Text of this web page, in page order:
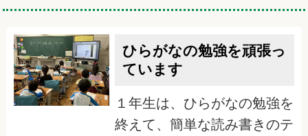
ひらがなの勉強を頑張っ
ています
１年生は、ひらがなの勉強を
終えて、簡単な読み書きのテ